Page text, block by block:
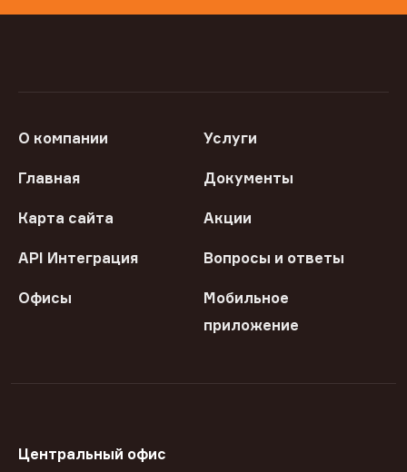
О компании Услуги
Главная Документы
Карта сайта Акции
API Интеграция Вопросы и ответы
Офисы
Мобильное
приложение
Центральный офис